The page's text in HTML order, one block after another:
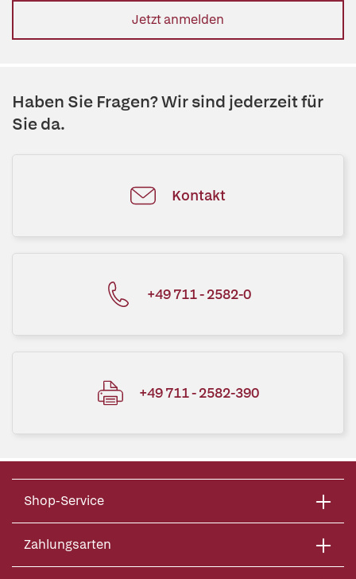
Jetzt anmelden
Haben Sie Fragen? Wir sind jederzeit für
Sie da.
Kontakt
+49 711 - 2582-0
+49 711 - 2582-390
Shop-Service
Zahlungsarten